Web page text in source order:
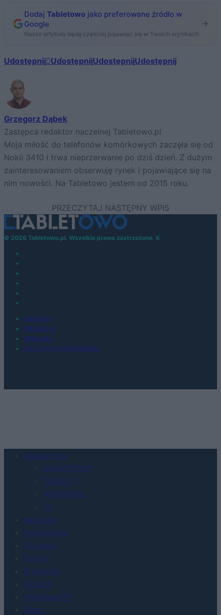
Dodaj Tabletowo jako preferowane źródło w
Google
Nasze artykuły będą częściej pojawiać się w Twoich wynikach
Udostępnij UdostępnijUdostępnijUdostępnij
Grzegorz Dąbek
Zastępca redaktor naczelnej Tabletowo.pl
Moja miłość do telefonów komórkowych zaczęła się od
Nokii 3410 i trwa nieprzerwanie po dziś dzień. Z dużym
zainteresowaniem obserwuję rynek i pojawiające się na
nim nowości. Na Tabletowo jestem od 2015 roku.
© 2026 Tabletowo.pl. Wszelkie prawa zastrzeżone. K
KONTAKT
REDAKCJA
REKLAMA
POLITYKA PRYWATNOŚCI
Urządzenia
SMARTFONY
TABLETY
WEARABLE
TV
Recenzje
Porównania
Co kupić
Porady
Promocje
FinTech
Hardware PC
Moto